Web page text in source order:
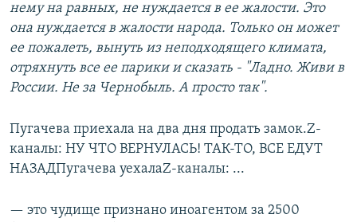
нему на равных, не нуждается в ее жалости. Это
она нуждается в жалости народа. Только он может
ее пожалеть, вынуть из неподходящего климата,
отряхнуть все ее парики и сказать - "Ладно. Живи в
России. Не за Чернобыль. А просто так".
Пугачева приехала на два дня продать замок.Z-
каналы: НУ ЧТО ВЕРНУЛАСЬ! ТАК-ТО, ВСЕ ЕДУТ
НАЗАДПугачева уехалаZ-каналы: ...
— это чудище признано иноагентом за 2500